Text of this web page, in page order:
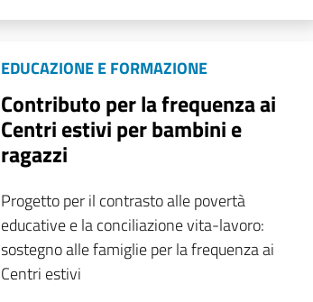
EDUCAZIONE E FORMAZIONE
Contributo per la frequenza ai
Centri estivi per bambini e
ragazzi
Progetto per il contrasto alle povertà
educative e la conciliazione vita-lavoro:
sostegno alle famiglie per la frequenza ai
Centri estivi